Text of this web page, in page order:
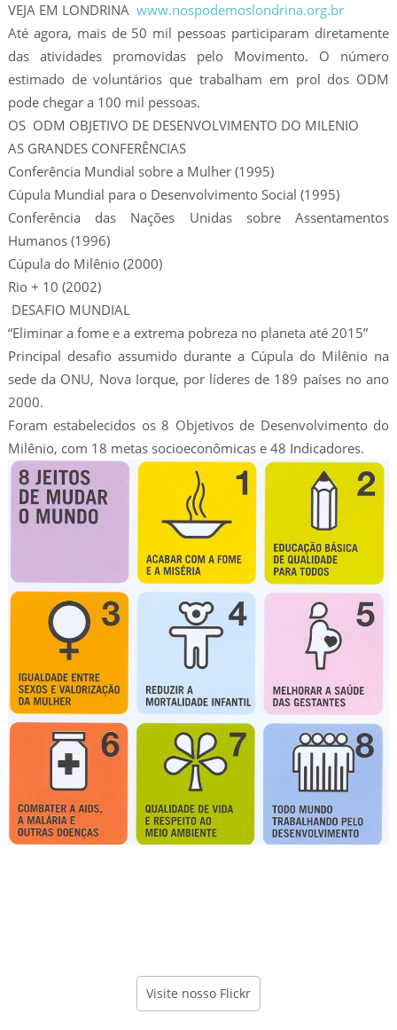
VEJA EM LONDRINA www.nospodemoslondrina.org.br
Até agora, mais de 50 mil pessoas participaram diretamente
das atividades promovidas pelo Movimento. O número
estimado de voluntários que trabalham em prol dos ODM
pode chegar a 100 mil pessoas.
OS ODM OBJETIVO DE DESENVOLVIMENTO DO MILENIO
AS GRANDES CONFERÊNCIAS
Conferência Mundial sobre a Mulher (1995)
Cúpula Mundial para o Desenvolvimento Social (1995)
Conferência das Nações Unidas sobre Assentamentos
Humanos (1996)
Cúpula do Milênio (2000)
Rio + 10 (2002)
DESAFIO MUNDIAL
“Eliminar a fome e a extrema pobreza no planeta até 2015”
Principal desafio assumido durante a Cúpula do Milênio na
sede da ONU, Nova Iorque, por líderes de 189 países no ano
2000.
Foram estabelecidos os 8 Objetivos de Desenvolvimento do
Milênio, com 18 metas socioeconômicas e 48 Indicadores.
Visite nosso Flickr